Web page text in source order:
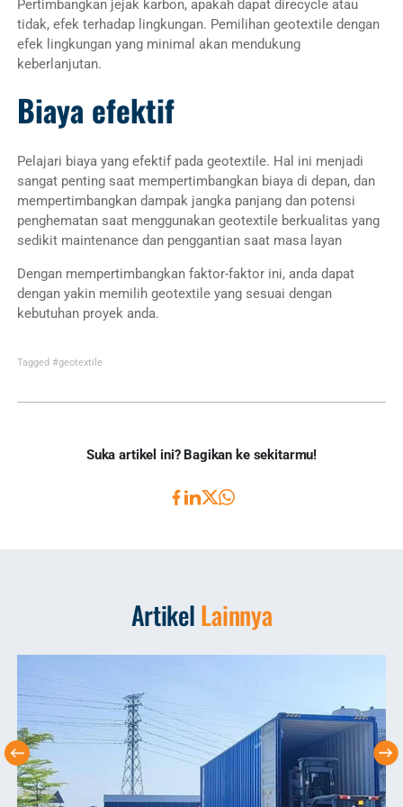
Pertimbangkan jejak karbon, apakah dapat direcycle atau
tidak, efek terhadap lingkungan. Pemilihan geotextile dengan
efek lingkungan yang minimal akan mendukung
keberlanjutan.
Biaya efektif
Pelajari biaya yang efektif pada geotextile. Hal ini menjadi
sangat penting saat mempertimbangkan biaya di depan, dan
mempertimbangkan dampak jangka panjang dan potensi
penghematan saat menggunakan geotextile berkualitas yang
sedikit maintenance dan penggantian saat masa layan
Dengan mempertimbangkan faktor-faktor ini, anda dapat
dengan yakin memilih geotextile yang sesuai dengan
kebutuhan proyek anda.
Tagged #geotextile
Suka artikel ini? Bagikan ke sekitarmu!
ArtikelLainnya